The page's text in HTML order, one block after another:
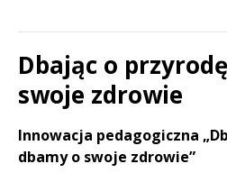
Dbając o
swoje zdrowie
Treść
Innowacja pedagogiczna
dbamy o swoje zdrowie”